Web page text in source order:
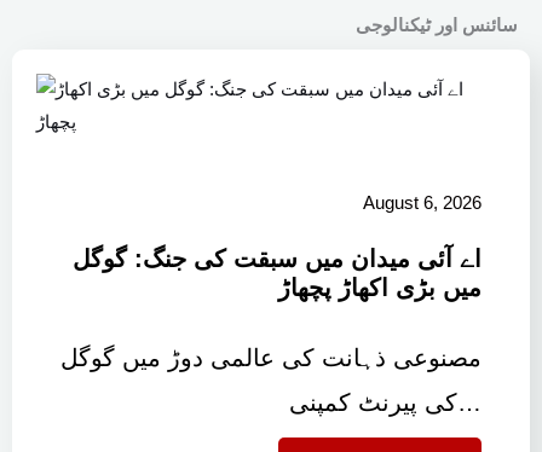
سائنس اور ٹیکنالوجی
August 6, 2026
اے آئی میدان میں سبقت کی جنگ: گوگل
میں بڑی اکھاڑ پچھاڑ
مصنوعی ذہانت کی عالمی دوڑ میں گوگل
کی پیرنٹ کمپنی…